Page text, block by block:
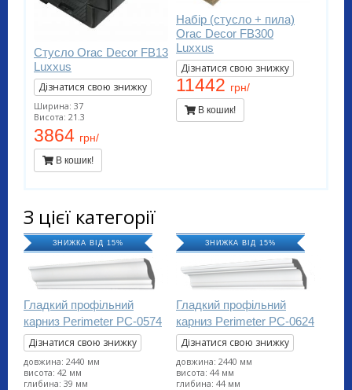
Стусло Orac Decor FB13
Luxxus
Дізнатися свою знижку
Ширина: 37
Висота: 21.3
3864 грн/
В кошик!
Набір (стусло + пила)
Orac Decor FB300
Luxxus
Дізнатися свою знижку
11442 грн/
В кошик!
З цієї категорії
ЗНИЖКА ВІД 15%
Гладкий профільний
карниз Perimeter PC-0574
Дізнатися свою знижку
довжина: 2440 мм
висота: 42 мм
глибина: 39 мм
ЗНИЖКА ВІД 15%
Гладкий профільний
карниз Perimeter PC-0624
Дізнатися свою знижку
довжина: 2440 мм
висота: 44 мм
глибина: 44 мм